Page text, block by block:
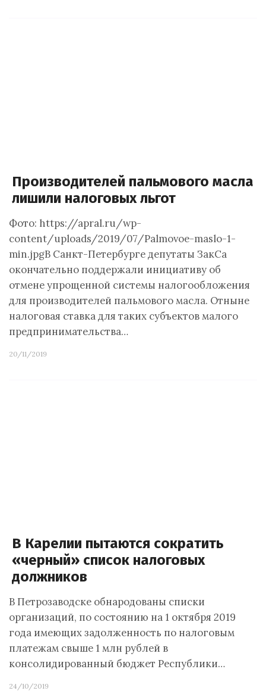
Производителей пальмового масла
лишили налоговых льгот
Фото: https://apral.ru/wp-
content/uploads/2019/07/Palmovoe-maslo-1-
min.jpgВ Санкт-Петербурге депутаты ЗакСа
окончательно поддержали инициативу об
отмене упрощенной системы налогообложения
для производителей пальмового масла. Отныне
налоговая ставка для таких субъектов малого
предпринимательства…
20/11/2019
В Карелии пытаются сократить
«черный» список налоговых
должников
В Петрозаводске обнародованы списки
организаций, по состоянию на 1 октября 2019
года имеющих задолженность по налоговым
платежам свыше 1 млн рублей в
консолидированный бюджет Республики…
24/10/2019